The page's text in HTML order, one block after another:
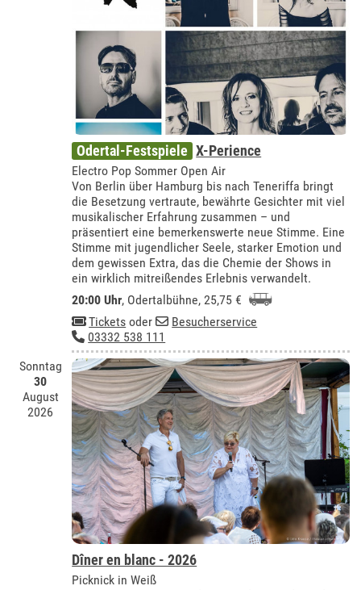
Odertal-Festspiele X-Perience
Electro Pop Sommer Open Air
Von Berlin über Hamburg bis nach Teneriffa bringt
die Besetzung vertraute, bewährte Gesichter mit viel
musikalischer Erfahrung zusammen – und
präsentiert eine bemerkenswerte neue Stimme. Eine
Stimme mit jugendlicher Seele, starker Emotion und
dem gewissen Extra, das die Chemie der Shows in
ein wirklich mitreißendes Erlebnis verwandelt.
20:00 Uhr, Odertalbühne, 25,75 €
Tickets oder
Besucherservice
03332 538 111
Sonntag
30
August
2026
Dîner en blanc - 2026
Picknick in Weiß